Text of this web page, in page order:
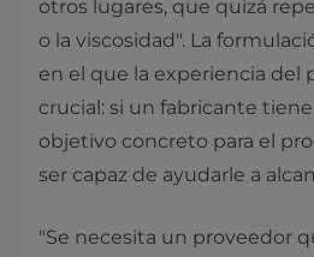
otros lugares, que quizá
o la viscosidad". La
en el que la experiencia del
crucial: si un fabricante
objetivo concreto para el
ser capaz de ayudarle a
"Se necesita un proveedor